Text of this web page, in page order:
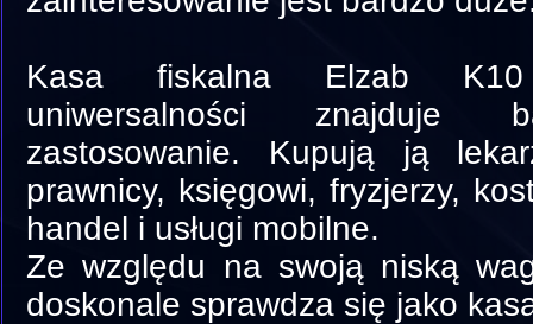
Kasa fiskalna Elzab
uniwersalności znajduje
zastosowanie. Kupują ją
prawnicy, księgowi, fryzjerzy,
handel i usługi mobilne.
Ze względu na swoją niską
doskonale sprawdza się jako